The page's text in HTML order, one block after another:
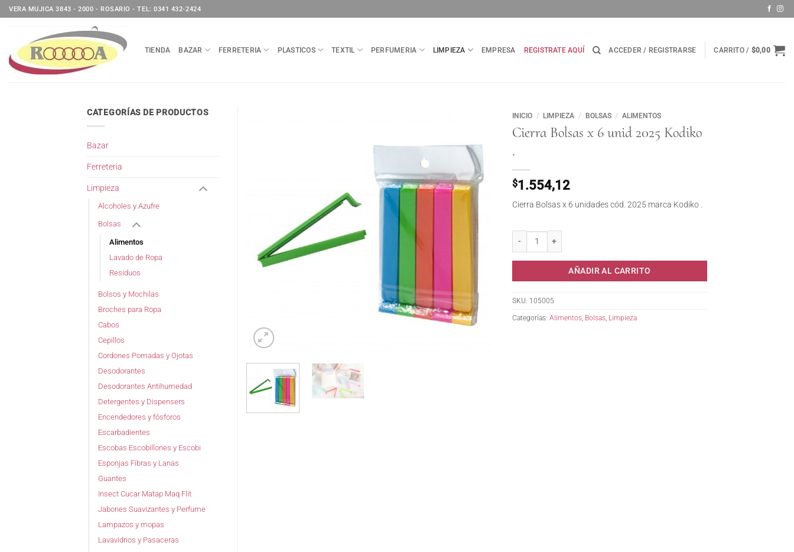
Saltar
al
VERA MUJICA 3843 - 2000 - ROSARIO - TEL: 0341 432-2424
TIENDA BAZAR FERRETERIA PLASTICOS TEXTIL PERFUMERIA LIMPIEZA EMPRESA REGISTRATE AQUÍ ACCEDER / REGISTRARSE CARRITO / $0,00
INICIO / LIMPIEZA / BOLSAS / ALIMENTOS
Cierra Bolsas x 6 unid 2025 Kodiko
.
$1.554,12
Cierra Bolsas x 6 unidades cód. 2025 marca Kodiko .
AÑADIR AL CARRITO
SKU: 105005
Categorías: Alimentos, Bolsas, Limpieza
CATEGORÍAS DE PRODUCTOS
Bazar
Ferreteria
Limpieza
Alcoholes y Azufre
Bolsas
Alimentos
Lavado de Ropa
Residuos
Bolsos y Mochilas
Broches para Ropa
Cabos
Cepillos
Cordones Pomadas y Ojotas
Desodorantes
Desodorantes Antihumedad
Detergentes y Dispensers
Encendedores y fósforos
Escarbadientes
Escobas Escobillones y Escobi
Esponjas Fibras y Lanas
Guantes
Insect Cucar Matap Maq Flit
Jabones Suavizantes y Perfume
Lampazos y mopas
Lavavidrios y Pasaceras